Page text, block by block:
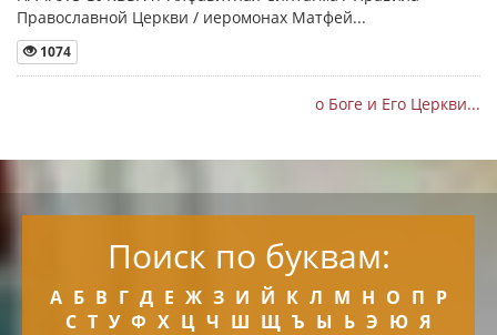
Православной Церкви / иеромонах Матфей...
1074
о Боге и Его Церкви...
Поиск по буквам:
А Б В Г Д Е Ж З И Й К Л М Н О П Р
С Т У Ф Х Ц Ч Ш Щ Ъ Ы Ь Э Ю Я